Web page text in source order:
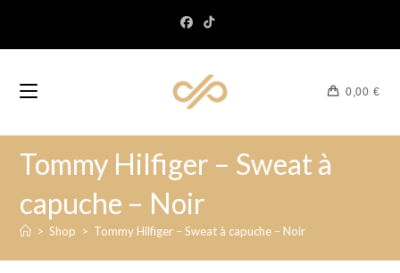
0,00 €
Tommy Hilfiger – Sweat à
capuche – Noir
> Shop > Tommy Hilfiger – Sweat à capuche – Noir